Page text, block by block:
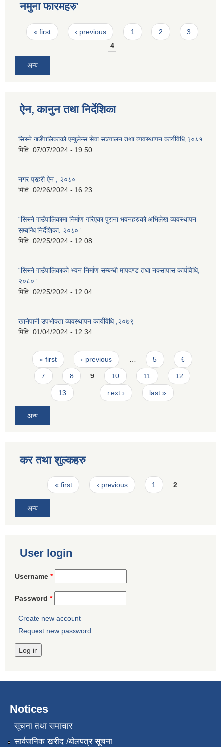
नमुना फारमहरु'
Pages
« first ‹ previous 1 2
3
4
अन्य
ऐन, कानुन तथा निर्देशिका
सिस्ने गाउँपालिकाको एम्बुलेन्स सेवा सञ्चालन तथा व्यवस्थापन कार्यविधि,२०८१
मिति: 07/07/2024 - 19:50
नगर प्रहरी ऐन , २०८०
मिति: 02/26/2024 - 16:23
“सिस्ने गाउँपालिकामा निर्माण गरिएका पुराना भवनहरुको अभिलेख व्यवस्थापन
सम्बन्धि निर्देशिका, २०८०”
मिति: 02/25/2024 - 12:08
“सिस्ने गाउँपालिकाको भवन निर्माण सम्बन्धी मापदण्ड तथा नक्सापास कार्यविधि,
२०८०”
मिति: 02/25/2024 - 12:04
खानेपानी उपभोक्ता व्यवस्थापन कार्यविधि ,२०७९
मिति: 01/04/2024 - 12:34
Pages
« first ‹ previous 5 6
7 8 9 10 11 12
13 next › last »
अन्य
कर तथा शुल्कहरु
Pages« first ‹ previous 1 2
अन्य
User login
Username *
Password *
Create new account
Request new password
Notices
सूचना तथा समाचार
सार्वजनिक खरीद /बोलपत्र सूचना